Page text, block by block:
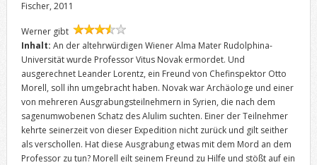
Fischer, 2011
Werner gibt
Inhalt: An der altehrwürdigen Wiener Alma Mater Rudolphina-
Universität wurde Professor Vitus Novak ermordet. Und
ausgerechnet Leander Lorentz, ein Freund von Chefinspektor Otto
Morell, soll ihn umgebracht haben. Novak war Archäologe und einer
von mehreren Ausgrabungsteilnehmern in Syrien, die nach dem
sagenumwobenen Schatz des Alulim suchten. Einer der Teilnehmer
kehrte seinerzeit von dieser Expedition nicht zurück und gilt seither
als verschollen. Hat diese Ausgrabung etwas mit dem Mord an dem
Professor zu tun? Morell eilt seinem Freund zu Hilfe und stößt auf ein